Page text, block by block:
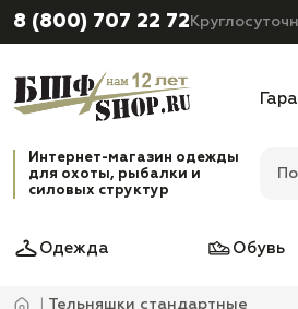
8 (800) 707 22 72
Интернет-магазин одежды
для охоты, рыбалки и
силовых структур
Одежда Обувь
Тельняшки стандартные